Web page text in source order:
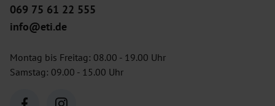
069 75 61 22 555
info@eti.de
Montag bis Freitag: 08.00 - 19.00 Uhr
Samstag: 09.00 - 15.00 Uhr